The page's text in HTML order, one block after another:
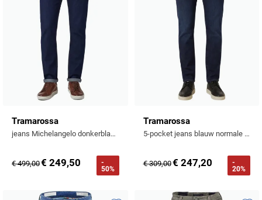
Tramarossa
jeans Michelangelo donkerblauw
€ 499,00€ 249,50
-
50%
Tramarossa
5-pocket jeans blauw normale fit
€ 309,00€ 247,20
-
20%